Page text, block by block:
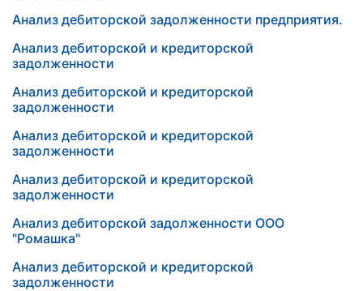
Анализ дебиторской задолженности предприятия.
Анализ дебиторской и кредиторской
задолженности
Анализ дебиторской и кредиторской
задолженности
Анализ дебиторской и кредиторской
задолженности
Анализ дебиторской и кредиторской
задолженности
Анализ дебиторской задолженности ООО
"Ромашка"
Анализ дебиторской и кредиторской
задолженности